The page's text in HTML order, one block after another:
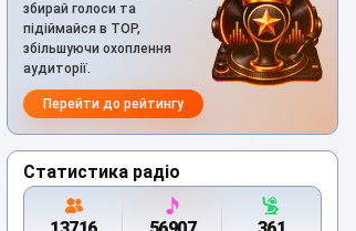
збирай голоси та
підіймайся в TOP,
збільшуючи охоплення
аудиторії.
Перейти до рейтингу
Статистика радіо